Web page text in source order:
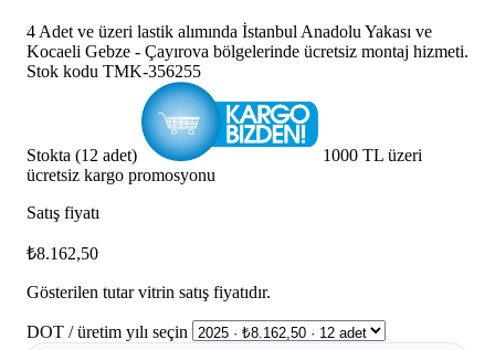
4 Adet ve üzeri lastik alımında İstanbul Anadolu Yakası ve
Kocaeli Gebze - Çayırova bölgelerinde ücretsiz montaj hizmeti.
Stok kodu TMK-356255
Stokta (12 adet)
1000 TL üzeri
ücretsiz kargo promosyonu
Satış fiyatı
₺8.162,50
Gösterilen tutar vitrin satış fiyatıdır.
DOT / üretim yılı seçin